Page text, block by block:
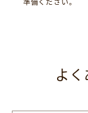
準備ください。
よ